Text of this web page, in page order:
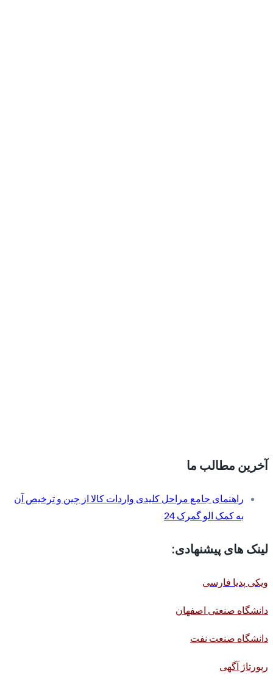
آخرین مطالب ما
راهنمای جامع مراحل کلیدی واردات کالا از چین و ترخیص آن
به کمک الو گمرک 24
لینک های پیشنهادی:
ویکی پدیا فارسی
دانشگاه صنعتی اصفهان
دانشگاه صنعت نفت
رپورتاژ آگهی